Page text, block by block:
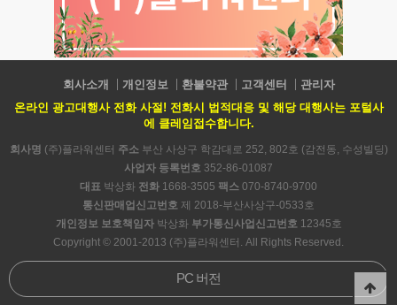
회사소개 개인정보 환불약관 고객센터
관리자
온라인 광고대행사 전화 사절! 전화시 법적대응 및 해당 대행사는 포털사
에 클레임접수합니다.
회사명 (주)플라워센터 주소부산 사상구 학감대로 252, 802호 (감전동, 수성빌딩)
사업자 등록번호 352-86-01087
대표 박상화 전화 1668-3505 팩스 070-8740-9700
통신판매업신고번호 제 2018-부산사상구-0533호
개인정보 보호책임자박상화 부가통신사업신고번호12345호
Copyright © 2001-2013 (주)플라워센터. All Rights Reserved.
PC 버전